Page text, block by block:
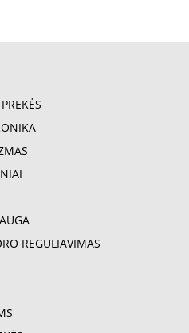
REGULIAVIMAS